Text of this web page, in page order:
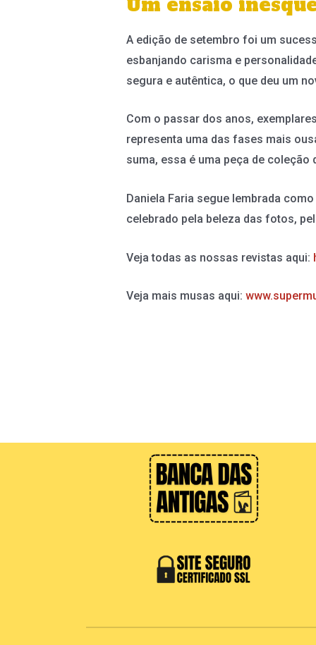
A edição de setembro foi um
esbanjando carisma e
segura e autêntica, o que deu um
Com o passar dos anos,
representa uma das fases mais
suma, essa é uma peça de
Daniela Faria segue lembrada
celebrado pela beleza das fotos,
Veja todas as nossas revistas aqui:
Veja mais musas aqui: